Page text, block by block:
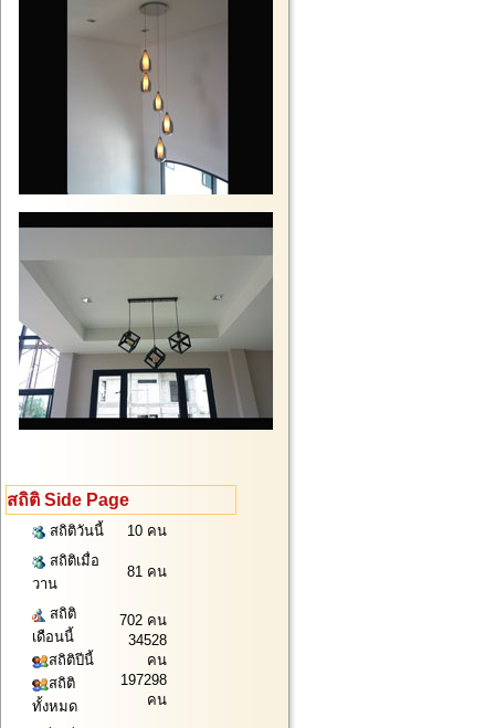
สถิติ Side Page
สถิติวันนี้
10 คน
สถิติเมื่อ
วาน
81 คน
สถิติ
เดือนนี้
สถิติปีนี้
สถิติ
ทั้งหมด
702 คน
34528
คน
197298
คน